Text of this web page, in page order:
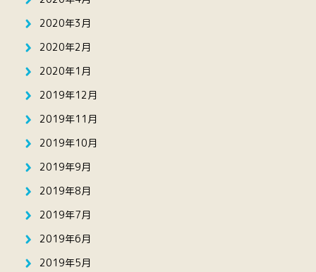
2020年3月
2020年2月
2020年1月
2019年12月
2019年11月
2019年10月
2019年9月
2019年8月
2019年7月
2019年6月
2019年5月